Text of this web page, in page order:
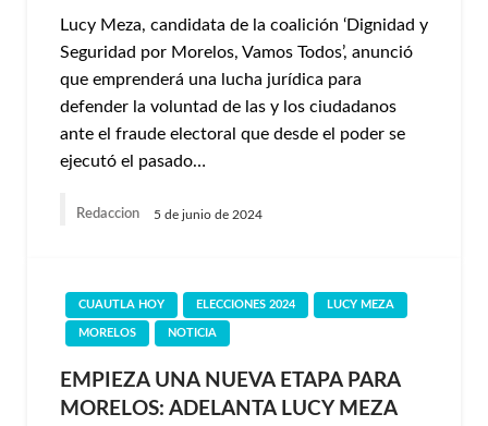
Lucy Meza, candidata de la coalición ‘Dignidad y
Seguridad por Morelos, Vamos Todos’, anunció
que emprenderá una lucha jurídica para
defender la voluntad de las y los ciudadanos
ante el fraude electoral que desde el poder se
ejecutó el pasado…
Redaccion 5 de junio de 2024
CUAUTLA HOY ELECCIONES 2024 LUCY MEZA
MORELOS NOTICIA
EMPIEZA UNA NUEVA ETAPA PARA
MORELOS: ADELANTA LUCY MEZA